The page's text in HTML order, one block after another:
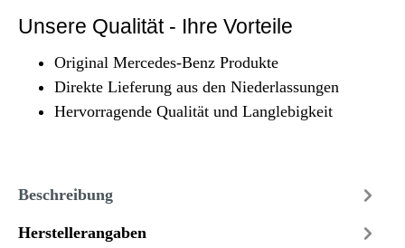
Unsere Qualität - Ihre Vorteile
Original Mercedes-Benz Produkte
Direkte Lieferung aus den Niederlassungen
Hervorragende Qualität und Langlebigkeit
Beschreibung
Herstellerangaben